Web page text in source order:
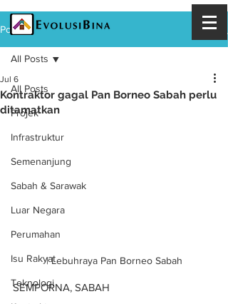
Post
All Posts
Projek
Infrastruktur
Semenanjung
Sabah & Sarawak
Luar Negara
Perumahan
Isu Rakyat
Teknologi
All Posts
Kontraktor gagal Pan Borneo Sabah perlu
ditamatkan
Jul 6
| Lebuhraya Pan Borneo Sabah
SEMPORNA, SABAH